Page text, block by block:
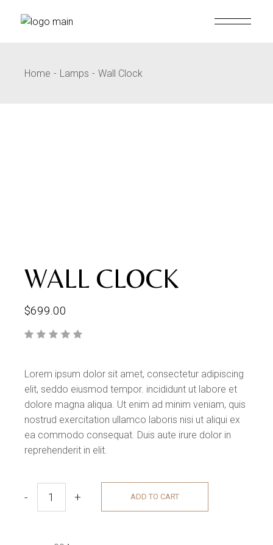
Home Lamps Wall Clock
WALL CLOCK
$699.00
Lorem ipsum dolor sit amet, consectetur adipiscing
elit, seddo eiusmod tempor. incididunt ut labore et
dolore magna aliqua. Ut enim ad minim veniam, quis
nostrud exercitation ullamco laboris nisi ut aliqui ex
ea commodo consequat. Duis aute irure dolor in
reprehenderit in elit.
- + ADD TO CART